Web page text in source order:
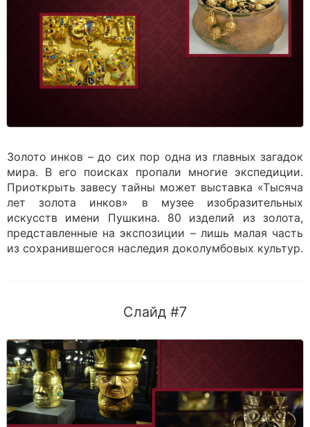
Золото инков – до сих пор одна из главных загадок
мира. В его поисках пропали многие экспедиции.
Приоткрыть завесу тайны может выставка «Тысяча
лет золота инков» в музее изобразительных
искусств имени Пушкина. 80 изделий из золота,
представленные на экспозиции – лишь малая часть
из сохранившегося наследия доколумбовых культур.
Слайд #7